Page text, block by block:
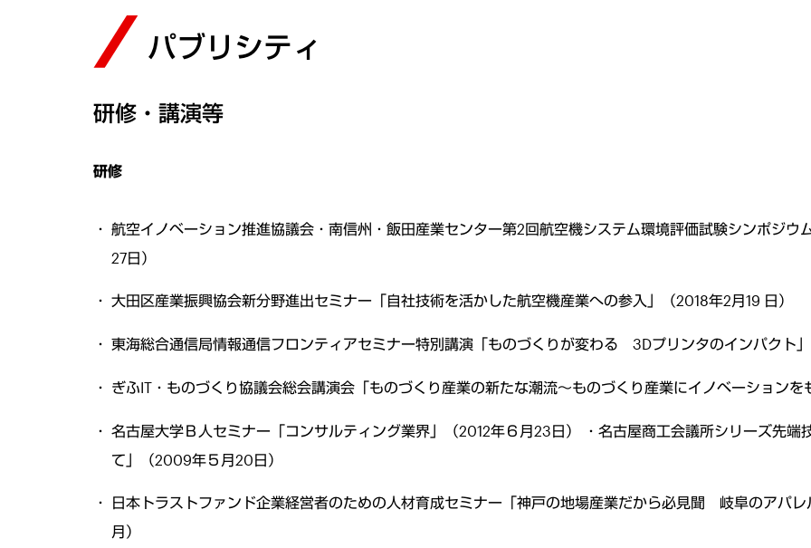
パブリシティ
研修・講演等
研修
航空イノベーション推進協議会・南信州・飯田産業センター第2回航空機システム環境評価試験シンポジ
27日）
大田区産業振興協会新分野進出セミナー「自社技術を活かした航空機産業への参入」（2018年2月19 日）
東海総合通信局情報通信フロンティアセミナー特別講演「ものづくりが変わる 3Dプリンタのインパクト
ぎふIT・ものづくり協議会総会講演会「ものづくり産業の新たな潮流～ものづくり産業にイノベーション
名古屋大学Ｂ人セミナー「コンサルティング業界」（2012年６月23日） ・名古屋商工会議所シリーズ先
て」（2009年５月20日）
日本トラストファンド企業経営者のための人材育成セミナー「神戸の地場産業だから必見聞 岐阜のアパ
月）